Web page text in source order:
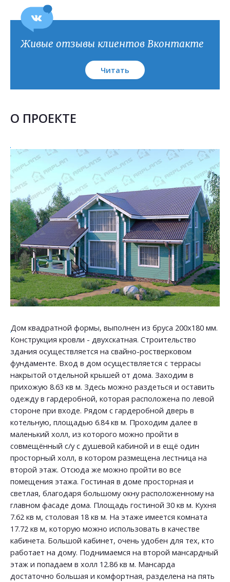
Живые отзывы клиентов Вконтакте
Читать
О ПРОЕКТЕ
Дом квадратной формы, выполнен из бруса 200х180 мм.
Конструкция кровли - двухскатная. Строительство
здания осуществляется на свайно-ростверковом
фундаменте. Вход в дом осуществляется с террасы
накрытой отдельной крышей от дома. Заходим в
прихожую 8.63 кв м. Здесь можно раздеться и оставить
одежду в гардеробной, которая расположена по левой
стороне при входе. Рядом с гардеробной дверь в
котельную, площадью 6.84 кв м. Проходим далее в
маленький холл, из которого можно пройти в
совмещённый с/у с душевой кабиной и в ещё один
просторный холл, в котором размещена лестница на
второй этаж. Отсюда же можно пройти во все
помещения этажа. Гостиная в доме просторная и
светлая, благодаря большому окну расположенному на
главном фасаде дома. Площадь гостиной 30 кв м. Кухня
7.62 кв м, столовая 18 кв м. На этаже имеется комната
17.72 кв м, которую можно использовать в качестве
кабинета. Большой кабинет, очень удобен для тех, кто
работает на дому. Поднимаемся на второй мансардный
этаж и попадаем в холл 12.86 кв м. Мансарда
достаточно большая и комфортная, разделена на пять